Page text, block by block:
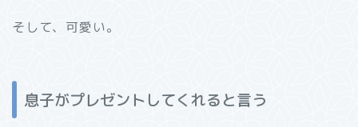
そして、可愛い。
息子がプレゼントしてくれると言う